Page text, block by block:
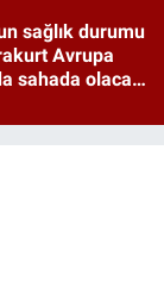
sağlık durumu
Avrupa
sahada olacak